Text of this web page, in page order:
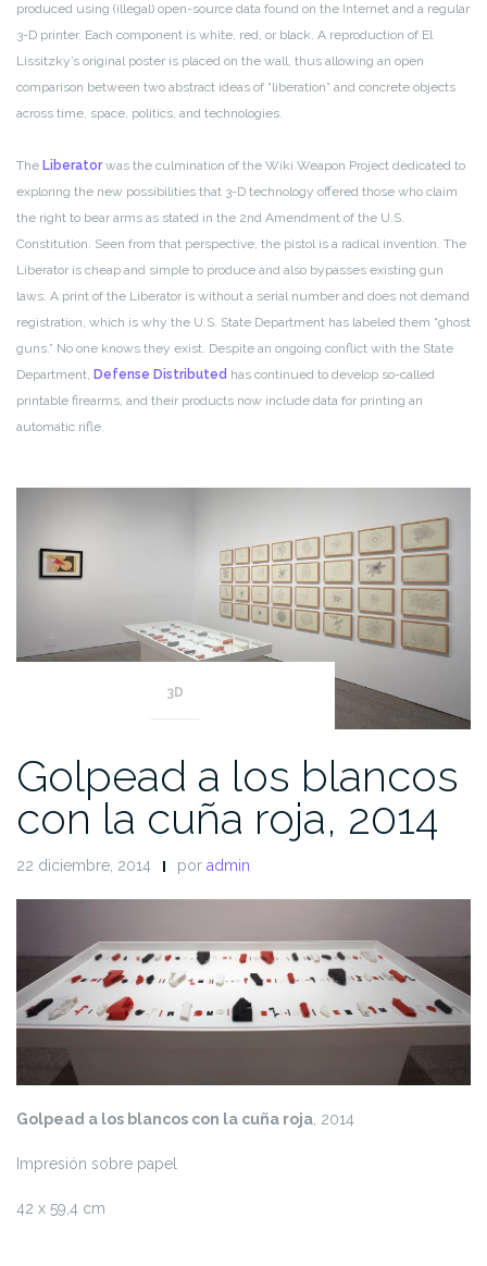
produced using (illegal) open-source data found on the Internet and a regular
3-D printer. Each component is white, red, or black. A reproduction of El
Lissitzky’s original poster is placed on the wall, thus allowing an open
comparison between two abstract ideas of “liberation” and concrete objects
across time, space, politics, and technologies.
The Liberatorwas the culmination of the Wiki Weapon Project dedicated to
exploring the new possibilities that 3-D technology offered those who claim
the right to bear arms as stated in the 2nd Amendment of the U.S.
Constitution. Seen from that perspective, the pistol is a radical invention. The
Liberator is cheap and simple to produce and also bypasses existing gun
laws. A print of the Liberator is without a serial number and does not demand
registration, which is why the U.S. State Department has labeled them “ghost
guns.” No one knows they exist. Despite an ongoing conflict with the State
Department, Defense Distributed has continued to develop so-called
printable firearms, and their products now include data for printing an
automatic rifle.
3D
Golpead a los blancos
con la cuña roja, 2014
22 diciembre, 2014 por admin
Golpead a los blancos con la cuña roja, 2014
Impresión sobre papel
42 x 59,4 cm